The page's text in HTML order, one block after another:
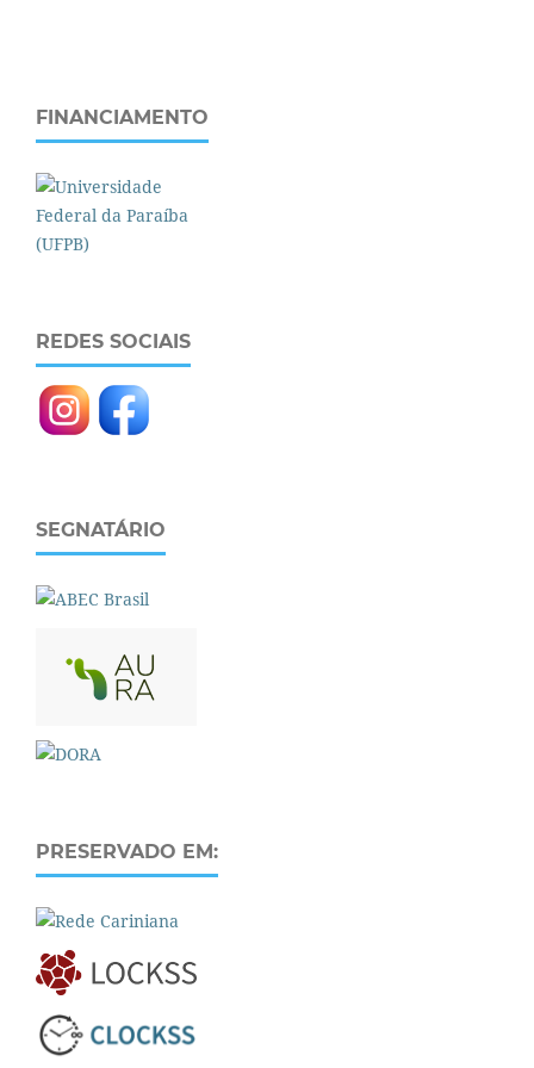
FINANCIAMENTO
REDES SOCIAIS
SEGNATÁRIO
PRESERVADO EM: